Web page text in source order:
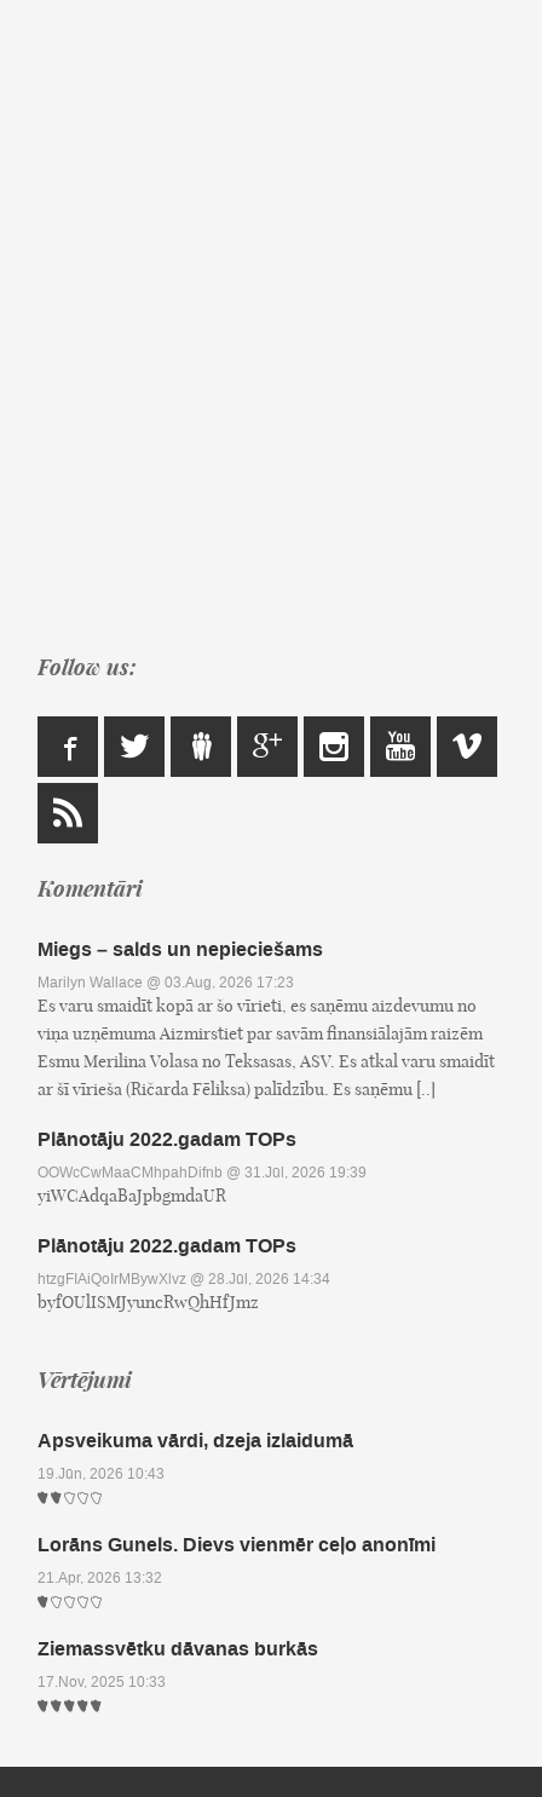
Follow us:
Komentāri
Miegs – salds un nepieciešams
Marilyn Wallace @ 03.Aug, 2026 17:23
Es varu smaidīt kopā ar šo vīrieti, es saņēmu aizdevumu no
viņa uzņēmuma Aizmirstiet par savām finansiālajām raizēm
Esmu Merilina Volasa no Teksasas, ASV. Es atkal varu smaidīt
ar šī vīrieša (Ričarda Fēliksa) palīdzību. Es saņēmu [..]
Plānotāju 2022.gadam TOPs
OOWcCwMaaCMhpahDifnb @ 31.Jūl, 2026 19:39
yiWCAdqaBaJpbgmdaUR
Plānotāju 2022.gadam TOPs
htzgFIAiQoIrMBywXlvz @ 28.Jūl, 2026 14:34
byfOUlISMJyuncRwQhHfJmz
Vērtējumi
Apsveikuma vārdi, dzeja izlaidumā
19.Jūn, 2026 10:43
Lorāns Gunels. Dievs vienmēr ceļo anonīmi
21.Apr, 2026 13:32
Ziemassvētku dāvanas burkās
17.Nov, 2025 10:33